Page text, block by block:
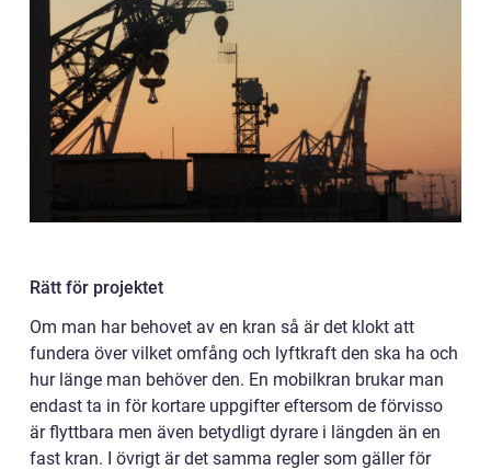
Rätt för projektet
Om man har behovet av en kran så är det klokt att
fundera över vilket omfång och lyftkraft den ska ha och
hur länge man behöver den. En mobilkran brukar man
endast ta in för kortare uppgifter eftersom de förvisso
är flyttbara men även betydligt dyrare i längden än en
fast kran. I övrigt är det samma regler som gäller för